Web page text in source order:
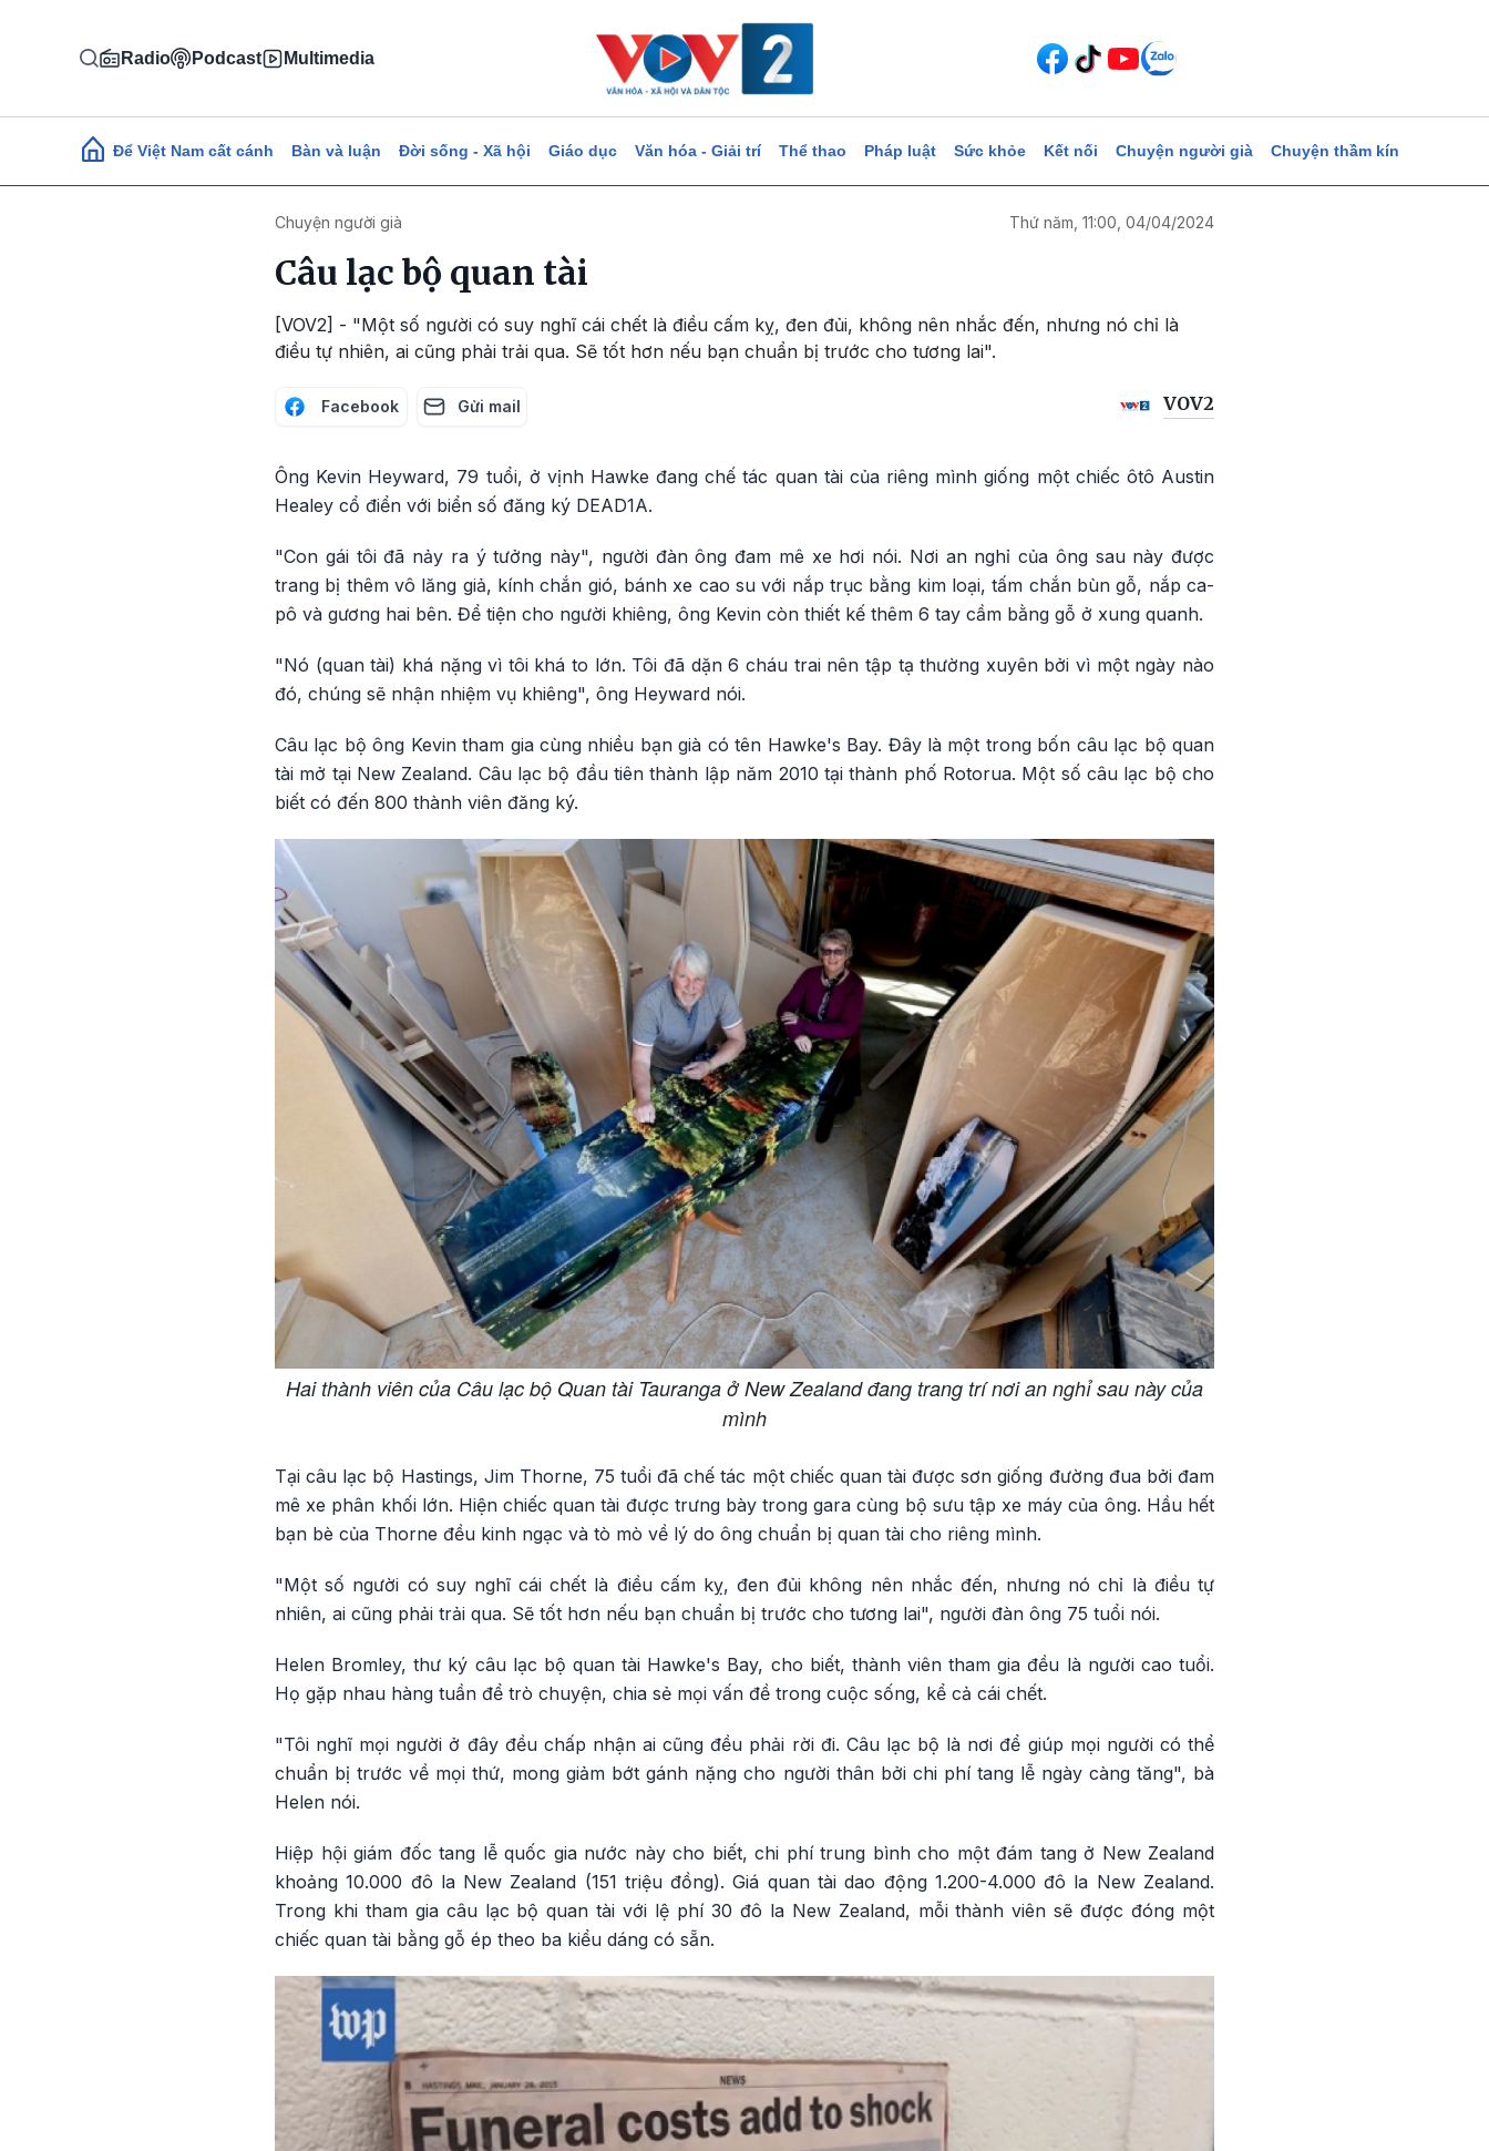
Radio Podcast Multimedia
Main navigation
Để Việt Nam cất cánh Bàn và luận Đời sống - Xã hội Giáo dục Văn hóa - Giải trí Thể thao Pháp luật Sức khỏe Kết nối Chuyện người già Chuyện thầm kín
Chuyện người già Thứ năm, 11:00, 04/04/2024
Câu lạc bộ quan tài
[VOV2] - "Một số người có suy nghĩ cái chết là điều cấm kỵ, đen đủi, không nên nhắc đến, nhưng nó chỉ là
điều tự nhiên, ai cũng phải trải qua. Sẽ tốt hơn nếu bạn chuẩn bị trước cho tương lai".
Facebook Gửi mail VOV2
Ông Kevin Heyward, 79 tuổi, ở vịnh Hawke đang chế tác quan tài của riêng mình giống một chiếc ôtô Austin
Healey cổ điển với biển số đăng ký DEAD1A.
"Con gái tôi đã nảy ra ý tưởng này", người đàn ông đam mê xe hơi nói. Nơi an nghỉ của ông sau này được
trang bị thêm vô lăng giả, kính chắn gió, bánh xe cao su với nắp trục bằng kim loại, tấm chắn bùn gỗ, nắp ca-
pô và gương hai bên. Để tiện cho người khiêng, ông Kevin còn thiết kế thêm 6 tay cầm bằng gỗ ở xung quanh.
"Nó (quan tài) khá nặng vì tôi khá to lớn. Tôi đã dặn 6 cháu trai nên tập tạ thường xuyên bởi vì một ngày nào
đó, chúng sẽ nhận nhiệm vụ khiêng", ông Heyward nói.
Câu lạc bộ ông Kevin tham gia cùng nhiều bạn già có tên Hawke's Bay. Đây là một trong bốn câu lạc bộ quan
tài mở tại New Zealand. Câu lạc bộ đầu tiên thành lập năm 2010 tại thành phố Rotorua. Một số câu lạc bộ cho
biết có đến 800 thành viên đăng ký.
Hai thành viên của Câu lạc bộ Quan tài Tauranga ở New Zealand đang trang trí nơi an nghỉ sau này của
mình
Tại câu lạc bộ Hastings, Jim Thorne, 75 tuổi đã chế tác một chiếc quan tài được sơn giống đường đua bởi đam
mê xe phân khối lớn. Hiện chiếc quan tài được trưng bày trong gara cùng bộ sưu tập xe máy của ông. Hầu hết
bạn bè của Thorne đều kinh ngạc và tò mò về lý do ông chuẩn bị quan tài cho riêng mình.
"Một số người có suy nghĩ cái chết là điều cấm kỵ, đen đủi không nên nhắc đến, nhưng nó chỉ là điều tự
nhiên, ai cũng phải trải qua. Sẽ tốt hơn nếu bạn chuẩn bị trước cho tương lai", người đàn ông 75 tuổi nói.
Helen Bromley, thư ký câu lạc bộ quan tài Hawke's Bay, cho biết, thành viên tham gia đều là người cao tuổi.
Họ gặp nhau hàng tuần để trò chuyện, chia sẻ mọi vấn đề trong cuộc sống, kể cả cái chết.
"Tôi nghĩ mọi người ở đây đều chấp nhận ai cũng đều phải rời đi. Câu lạc bộ là nơi để giúp mọi người có thể
chuẩn bị trước về mọi thứ, mong giảm bớt gánh nặng cho người thân bởi chi phí tang lễ ngày càng tăng", bà
Helen nói.
Hiệp hội giám đốc tang lễ quốc gia nước này cho biết, chi phí trung bình cho một đám tang ở New Zealand
khoảng 10.000 đô la New Zealand (151 triệu đồng). Giá quan tài dao động 1.200-4.000 đô la New Zealand.
Trong khi tham gia câu lạc bộ quan tài với lệ phí 30 đô la New Zealand, mỗi thành viên sẽ được đóng một
chiếc quan tài bằng gỗ ép theo ba kiểu dáng có sẵn.